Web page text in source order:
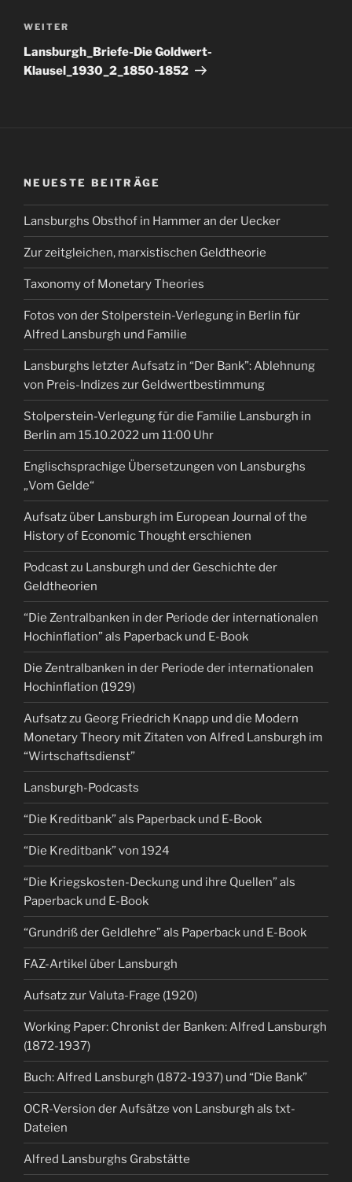
Nächster
Beitrag
WEITER
Lansburgh_Briefe-Die Goldwert-
Klausel_1930_2_1850-1852
NEUESTE BEITRÄGE
Lansburghs Obsthof in Hammer an der Uecker
Zur zeitgleichen, marxistischen Geldtheorie
Taxonomy of Monetary Theories
Fotos von der Stolperstein-Verlegung in Berlin für
Alfred Lansburgh und Familie
Lansburghs letzter Aufsatz in “Der Bank”: Ablehnung
von Preis-Indizes zur Geldwertbestimmung
Stolperstein-Verlegung für die Familie Lansburgh in
Berlin am 15.10.2022 um 11:00 Uhr
Englischsprachige Übersetzungen von Lansburghs
„Vom Gelde“
Aufsatz über Lansburgh im European Journal of the
History of Economic Thought erschienen
Podcast zu Lansburgh und der Geschichte der
Geldtheorien
“Die Zentralbanken in der Periode der internationalen
Hochinflation” als Paperback und E-Book
Die Zentralbanken in der Periode der internationalen
Hochinflation (1929)
Aufsatz zu Georg Friedrich Knapp und die Modern
Monetary Theory mit Zitaten von Alfred Lansburgh im
“Wirtschaftsdienst”
Lansburgh-Podcasts
“Die Kreditbank” als Paperback und E-Book
“Die Kreditbank” von 1924
“Die Kriegskosten-Deckung und ihre Quellen” als
Paperback und E-Book
“Grundriß der Geldlehre” als Paperback und E-Book
FAZ-Artikel über Lansburgh
Aufsatz zur Valuta-Frage (1920)
Working Paper: Chronist der Banken: Alfred Lansburgh
(1872-1937)
Buch: Alfred Lansburgh (1872-1937) und “Die Bank”
OCR-Version der Aufsätze von Lansburgh als txt-
Dateien
Alfred Lansburghs Grabstätte